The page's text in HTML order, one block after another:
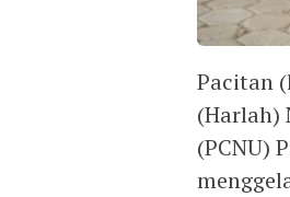
Pacitan
(Harlah)
(PCNU)